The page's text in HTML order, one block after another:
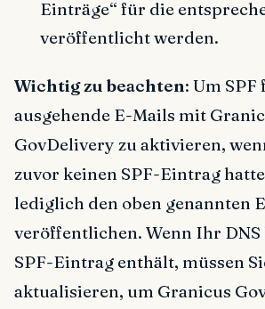
Einträge“ für die
veröffentlicht werden.
Wichtig zu beachten: Um SPF
ausgehende E-Mails mit
GovDelivery zu aktivieren,
zuvor keinen SPF-Eintrag
lediglich den oben genannten
veröffentlichen. Wenn Ihr DNS
SPF-Eintrag enthält, müssen
aktualisieren, um Granicus